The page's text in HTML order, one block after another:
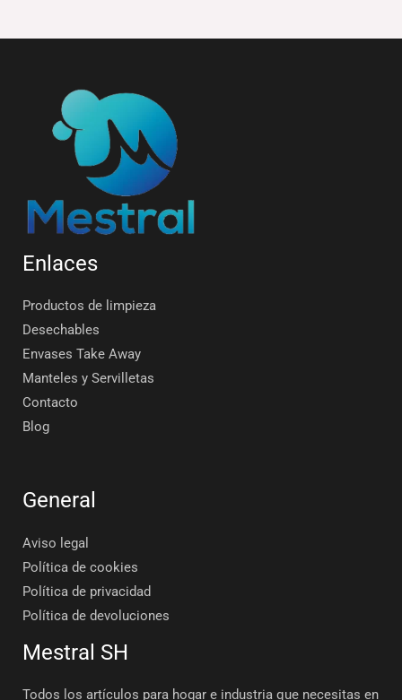
Enlaces
Productos de limpieza
Desechables
Envases Take Away
Manteles y Servilletas
Contacto
Blog
General
Aviso legal
Política de cookies
Política de privacidad
Política de devoluciones
Mestral SH
Todos los artículos para hogar e industria que necesitas en